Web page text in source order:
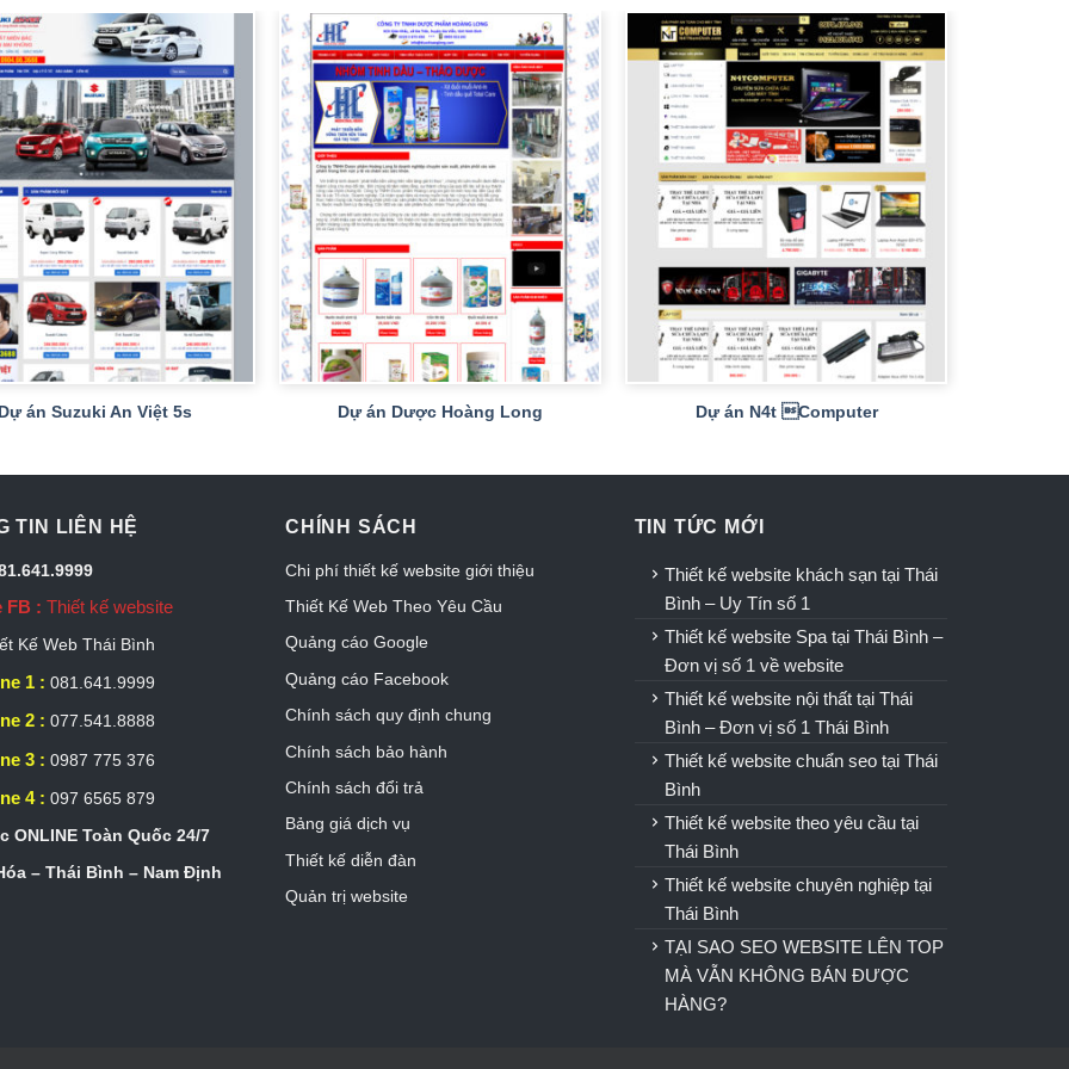
Dự án Suzuki An Việt 5s Dự án Dược Hoàng Long
+
Dự án N4t Computer
TIN LIÊN HỆ
FB : Thiết kế website
Kế Web Thái Bình
1 : 081.641.9999
2 : 077.541.8888
3 : 0987 775 376
4 : 097 6565 879
ONLINE Toàn Quốc 24/7
– Thái Bình – Nam Định
CHÍNH SÁCH
Chi phí thiết kế website giới thiệu
Thiết Kế Web Theo Yêu Cầu
Quảng cáo Google
Quảng cáo Facebook
Chính sách quy định chung
Chính sách bảo hành
Chính sách đổi trả
Bảng giá dịch vụ
Thiết kế diễn đàn
Quản trị website
TIN TỨC MỚI
Thiết kế website khách sạn tại Thái
Bình – Uy Tín số 1
Thiết kế website Spa tại Thái Bình –
Đơn vị số 1 về website
Thiết kế website nội thất tại Thái
Bình – Đơn vị số 1 Thái Bình
Thiết kế website chuẩn seo tại Thái
Bình
Thiết kế website theo yêu cầu tại
Thái Bình
Thiết kế website chuyên nghiệp tại
Thái Bình
TẠI SAO SEO WEBSITE LÊN TOP
MÀ VẪN KHÔNG BÁN ĐƯỢC
HÀNG?